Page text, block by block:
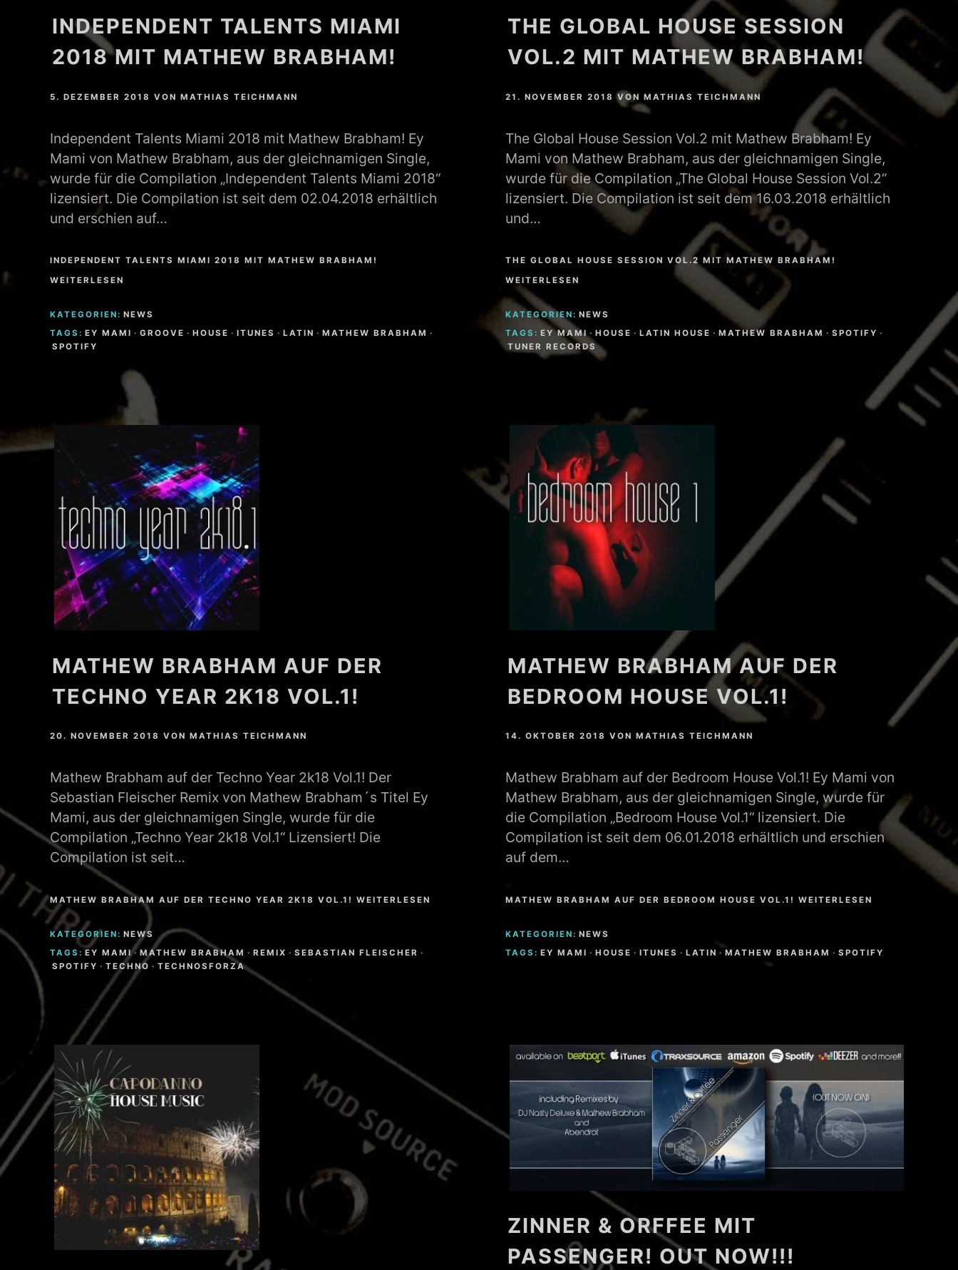
MATHEW BRABHAM
DREA PERLON
FRIEDER MORNEWEG
INDEPENDENT TALENTS MIAMI
2018 MIT MATHEW BRABHAM!
5. DEZEMBER 2018 VONMATHIAS TEICHMANN
Independent Talents Miami 2018 mit Mathew Brabham! Ey
Mami von Mathew Brabham, aus der gleichnamigen Single,
wurde für die Compilation „Independent Talents Miami 2018“
lizensiert. Die Compilation ist seit dem 02.04.2018 erhältlich
und erschien auf…
INDEPENDENT TALENTS MIAMI 2018 MIT MATHEW BRABHAM!
WEITERLESEN
KATEGORIEN: NEWS
TAGS: EY MAMI · GROOVE · HOUSE · ITUNES · LATIN · MATHEW BRABHAM ·
SPOTIFY
THE GLOBAL HOUSE SESSION
VOL.2 MIT MATHEW BRABHAM!
21. NOVEMBER 2018 VON MATHIAS TEICHMANN
The Global House Session Vol.2 mit Mathew Brabham! Ey
Mami von Mathew Brabham, aus der gleichnamigen Single,
wurde für die Compilation „The Global House Session Vol.2“
lizensiert. Die Compilation ist seit dem 16.03.2018 erhältlich
und…
THE GLOBAL HOUSE SESSION VOL.2 MIT MATHEW BRABHAM!
WEITERLESEN
KATEGORIEN: NEWS
TAGS: EY MAMI · HOUSE · LATIN HOUSE · MATHEW BRABHAM · SPOTIFY ·
TUNER RECORDS
MATHEW BRABHAM AUF DER
TECHNO YEAR 2K18 VOL.1!
20. NOVEMBER 2018 VONMATHIAS TEICHMANN
Mathew Brabham auf der Techno Year 2k18 Vol.1! Der
Sebastian Fleischer Remix von Mathew Brabham´s Titel Ey
Mami, aus der gleichnamigen Single, wurde für die
Compilation „Techno Year 2k18 Vol.1“ Lizensiert! Die
Compilation ist seit…
MATHEW BRABHAM AUF DER TECHNO YEAR 2K18 VOL.1! WEITERLESEN
KATEGORIEN: NEWS
TAGS: EY MAMI · MATHEW BRABHAM · REMIX · SEBASTIAN FLEISCHER ·
SPOTIFY · TECHNO · TECHNOSFORZA
MATHEW BRABHAM AUF DER
BEDROOM HOUSE VOL.1!
14. OKTOBER 2018 VON MATHIAS TEICHMANN
Mathew Brabham auf der Bedroom House Vol.1! Ey Mami von
Mathew Brabham, aus der gleichnamigen Single, wurde für
die Compilation „Bedroom House Vol.1“ lizensiert. Die
Compilation ist seit dem 06.01.2018 erhältlich und erschien
auf dem…
MATHEW BRABHAM AUF DER BEDROOM HOUSE VOL.1! WEITERLESEN
KATEGORIEN: NEWS
TAGS: EY MAMI · HOUSE · ITUNES · LATIN · MATHEW BRABHAM · SPOTIFY
ZINNER & ORFFEE MIT
PASSENGER! OUT NOW!!!